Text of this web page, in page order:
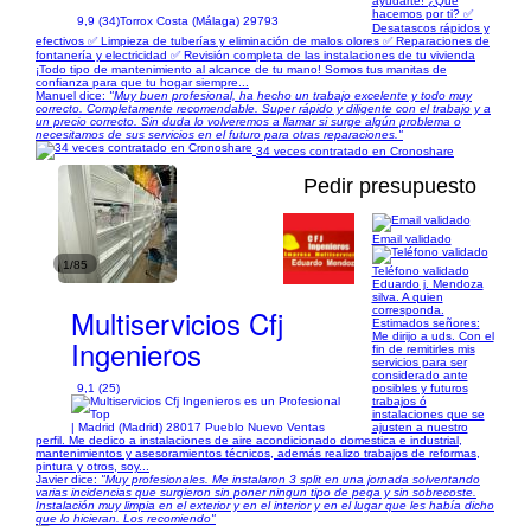
9,9 (34)Torrox Costa (Málaga) 29793
hacemos por ti? ✅
Desatascos rápidos y
efectivos ✅ Limpieza de tuberías y eliminación de malos olores ✅ Reparaciones de
fontanería y electricidad ✅ Revisión completa de las instalaciones de tu vivienda
¡Todo tipo de mantenimiento al alcance de tu mano! Somos tus manitas de
confianza para que tu hogar siempre...
Manuel dice: "Muy buen profesional, ha hecho un trabajo excelente y todo muy
correcto. Completamente recomendable. Super rápido y diligente con el trabajo y a
un precio correcto. Sin duda lo volveremos a llamar si surge algún problema o
necesitamos de sus servicios en el futuro para otras reparaciones."
34 veces contratado en Cronoshare
1/85
Pedir presupuesto
Multiservicios Cfj
Ingenieros
9,1 (25)
| Madrid (Madrid) 28017 Pueblo Nuevo Ventas
Email validado
Teléfono validado
Eduardo j. Mendoza
silva. A quien
corresponda.
Estimados señores:
Me dirijo a uds. Con el
fin de remitirles mis
servicios para ser
considerado ante
posibles y futuros
trabajos ó
instalaciones que se
ajusten a nuestro
perfil. Me dedico a instalaciones de aire acondicionado domestica e industrial,
mantenimientos y asesoramientos técnicos, además realizo trabajos de reformas,
pintura y otros, soy...
Javier dice: "Muy profesionales. Me instalaron 3 split en una jornada solventando
varias incidencias que surgieron sin poner ningun tipo de pega y sin sobrecoste.
Instalación muy limpia en el exterior y en el interior y en el lugar que les había dicho
que lo hicieran. Los recomiendo"